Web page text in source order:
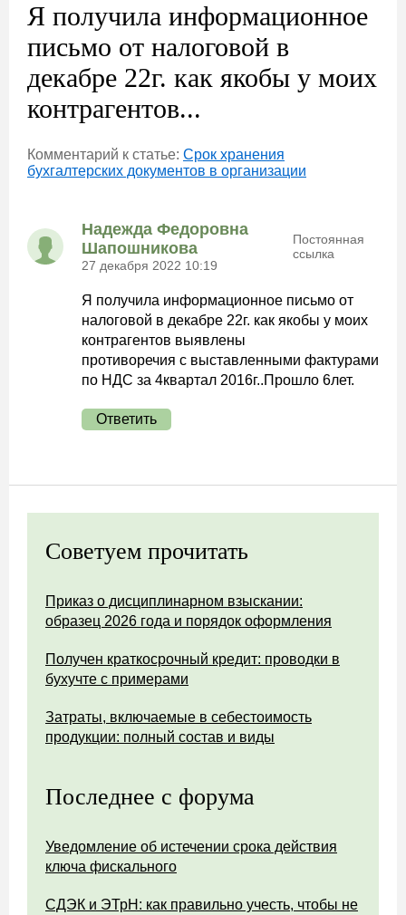
Я получила информационное
письмо от налоговой в
декабре 22г. как якобы у моих
контрагентов...
Комментарий к статье: Срок хранения
бухгалтерских документов в организации
Надежда Федоровна
Шапошникова
27 декабря 2022 10:19
Постоянная
ссылка
Я получила информационное письмо от
налоговой в декабре 22г. как якобы у моих
контрагентов выявлены
противоречия с выставленными фактурами
по НДС за 4квартал 2016г..Прошло 6лет.
Ответить
Советуем прочитать
Приказ о дисциплинарном взыскании:
образец 2026 года и порядок оформления
Получен краткосрочный кредит: проводки в
бухучте с примерами
Затраты, включаемые в себестоимость
продукции: полный состав и виды
Последнее с форума
Уведомление об истечении срока действия
ключа фискального
СДЭК и ЭТрН: как правильно учесть, чтобы не